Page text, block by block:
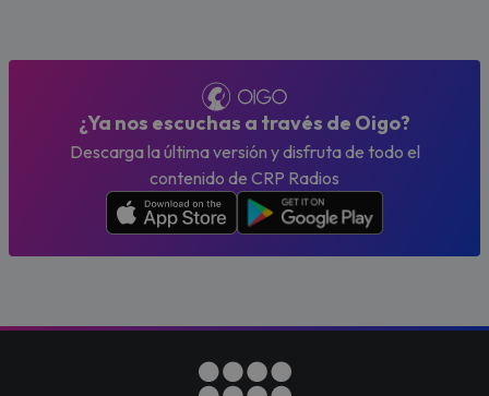
¿Ya nos escuchas a través de Oigo?
Descarga la última versión y disfruta de todo el
contenido de CRP Radios